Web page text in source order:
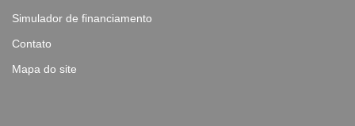
Simulador de financiamento
Contato
Mapa do site